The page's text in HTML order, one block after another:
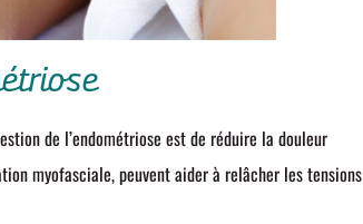
de l’endométriose est de réduire la douleur
myofasciale, peuvent aider à relâcher les tensions